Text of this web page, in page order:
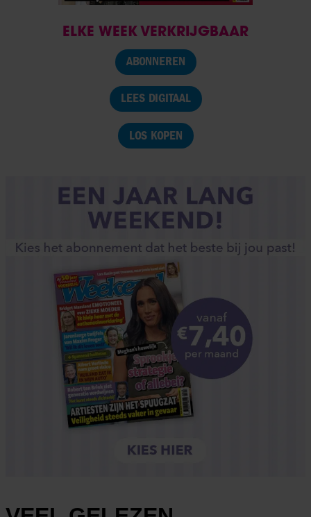
ELKE WEEK VERKRIJGBAAR
ABONNEREN
LEES DIGITAAL
LOS KOPEN